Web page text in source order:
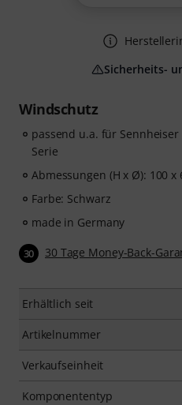
Windschutz
passend u.a. für
Serie
Abmessungen (H x Ø): 100 x
Farbe: Schwarz
made in Germany
30 30 Tage Money-Back-
Erhältlich seit
Artikelnummer
Verkaufseinheit
Komponententyp
Sicherheits-